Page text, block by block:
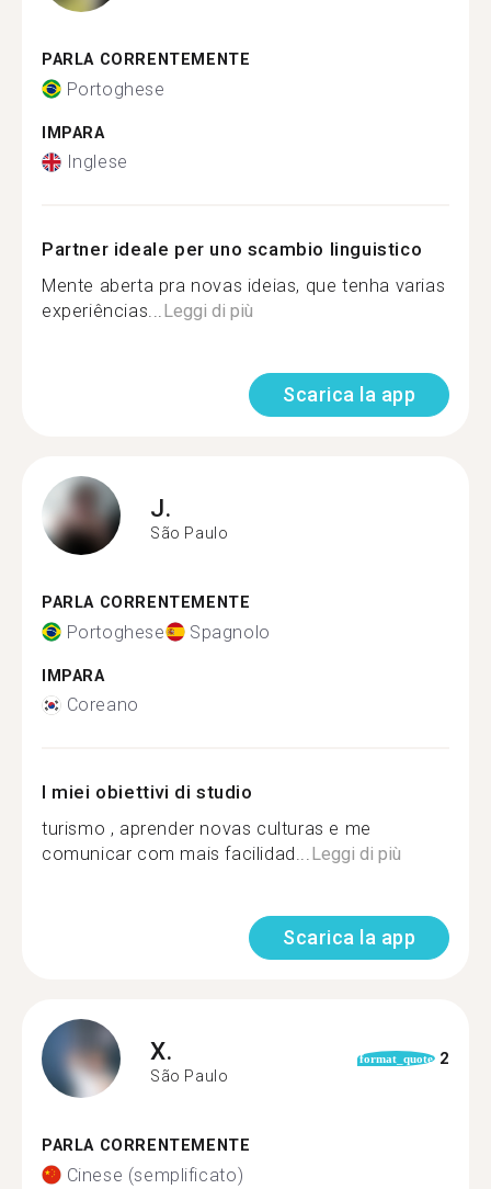
PARLA CORRENTEMENTE
Portoghese
IMPARA
Inglese
Partner ideale per uno scambio linguistico
Mente aberta pra novas ideias, que tenha varias
experiências...Leggi di più
Scarica la app
J.
São Paulo
PARLA CORRENTEMENTE
Portoghese Spagnolo
IMPARA
Coreano
I miei obiettivi di studio
turismo , aprender novas culturas e me
comunicar com mais facilidad...Leggi di più
Scarica la app
X.
São Paulo
format_quote 2
PARLA CORRENTEMENTE
Cinese (semplificato)